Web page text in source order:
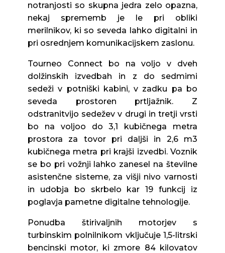
notranjosti so skupna jedra zelo opazna,
nekaj sprememb je le pri obliki
merilnikov, ki so seveda lahko digitalni in
pri osrednjem komunikacijskem zaslonu.
Tourneo Connect bo na voljo v dveh
dolžinskih izvedbah in z do sedmimi
sedeži v potniški kabini, v zadku pa bo
seveda prostoren prtljažnik. Z
odstranitvijo sedežev v drugi in tretji vrsti
bo na voljoo do 3,1 kubičnega metra
prostora za tovor pri daljši in 2,6 m3
kubičnega metra pri krajši izvedbi. Voznik
se bo pri vožnji lahko zanesel na številne
asistenčne sisteme, za višji nivo varnosti
in udobja bo skrbelo kar 19 funkcij iz
poglavja pametne digitalne tehnologije.
Ponudba štirivaljnih motorjev s
turbinskim polnilnikom vključuje 1,5-litrski
bencinski motor, ki zmore 84 kilovatov